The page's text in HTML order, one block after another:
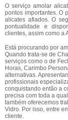
O serviço amolar
pontos importantes. O
alicates afiados. O
pontualidade e
clientes, assim como a
Está procurando por
Quando trata-se de
serviços como o de
Horas, Carimbo
alternativas.
profissionais
conquistando então a
precisa com toda a
também oferecemos
Vidro. Por isso, entre
cliente.